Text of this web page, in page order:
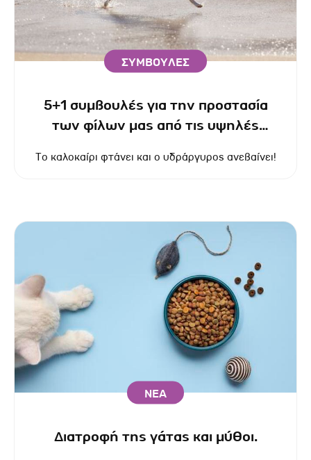
ΣΥΜΒΟΥΛΕΣ
5+1 συμβουλές για την προστασία
των φίλων μας από τις υψηλές
Το καλοκαίρι φτάνει και ο υδράργυρος ανεβαίνει!
ΝΕΑ
Διατροφή της γάτας και μύθοι.